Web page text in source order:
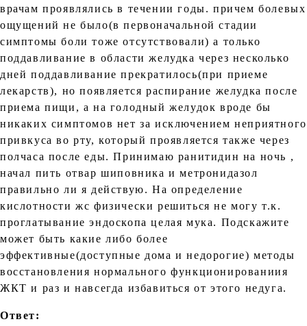
врачам проявлялись в течении годы. причем болевых
ощущений не было(в первоначальной стадии
симптомы боли тоже отсутствовали) а только
поддавливание в области желудка через несколько
дней поддавливание прекратилось(при приеме
лекарств), но появляется распирание желудка после
приема пищи, а на голодный желудок вроде бы
никаких симптомов нет за исключением неприятного
привкуса во рту, который проявляется также через
полчаса после еды. Принимаю ранитидин на ночь ,
начал пить отвар шиповника и метронидазол
правильно ли я действую. На определение
кислотности жс физически решиться не могу т.к.
проглатывание эндоскопа целая мука. Подскажите
может быть какие либо более
эффективные(доступные дома и недорогие) методы
восстановления нормального функционированиия
ЖКТ и раз и навсегда избавиться от этого недуга.
Ответ: